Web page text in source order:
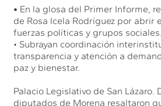
• En la glosa del Primer Informe,
de Rosa Icela Rodríguez por abrir
fuerzas políticas y grupos sociales.
• Subrayan coordinación
transparencia y atención a
paz y bienestar.
Palacio Legislativo de San Lázaro.
diputados de Morena resaltaron